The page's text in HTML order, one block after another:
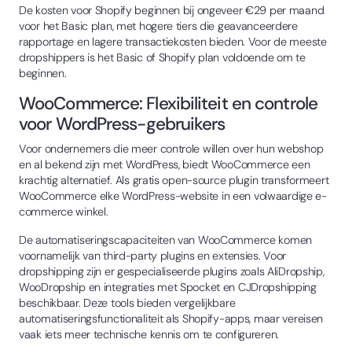
De kosten voor Shopify beginnen bij ongeveer €29 per maand
voor het Basic plan, met hogere tiers die geavanceerdere
rapportage en lagere transactiekosten bieden. Voor de meeste
dropshippers is het Basic of Shopify plan voldoende om te
beginnen.
WooCommerce: Flexibiliteit en controle
voor WordPress-gebruikers
Voor ondernemers die meer controle willen over hun webshop
en al bekend zijn met WordPress, biedt WooCommerce een
krachtig alternatief. Als gratis open-source plugin transformeert
WooCommerce elke WordPress-website in een volwaardige e-
commerce winkel.
De automatiseringscapaciteiten van WooCommerce komen
voornamelijk van third-party plugins en extensies. Voor
dropshipping zijn er gespecialiseerde plugins zoals AliDropship,
WooDropship en integraties met Spocket en CJDropshipping
beschikbaar. Deze tools bieden vergelijkbare
automatiseringsfunctionaliteit als Shopify-apps, maar vereisen
vaak iets meer technische kennis om te configureren.